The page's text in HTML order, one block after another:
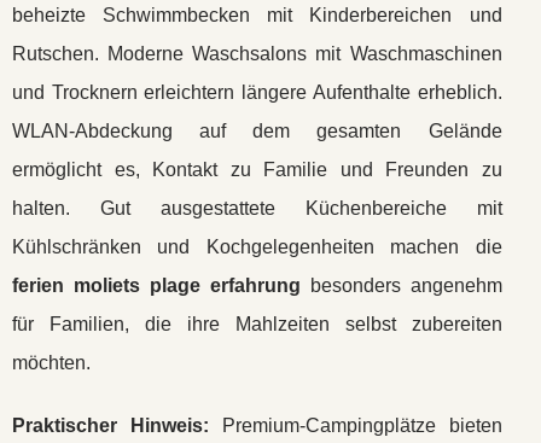
beheizte Schwimmbecken mit Kinderbereichen und
Rutschen. Moderne Waschsalons mit Waschmaschinen
und Trocknern erleichtern längere Aufenthalte erheblich.
WLAN-Abdeckung auf dem gesamten Gelände
ermöglicht es, Kontakt zu Familie und Freunden zu
halten. Gut ausgestattete Küchenbereiche mit
Kühlschränken und Kochgelegenheiten machen die
ferien moliets plage erfahrung besonders angenehm
für Familien, die ihre Mahlzeiten selbst zubereiten
möchten.
Praktischer Hinweis: Premium-Campingplätze bieten